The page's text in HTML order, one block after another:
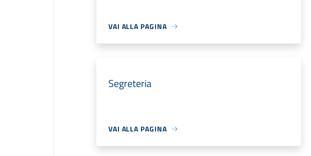
VAI ALLA PAGINA
Segreteria
VAI ALLA PAGINA